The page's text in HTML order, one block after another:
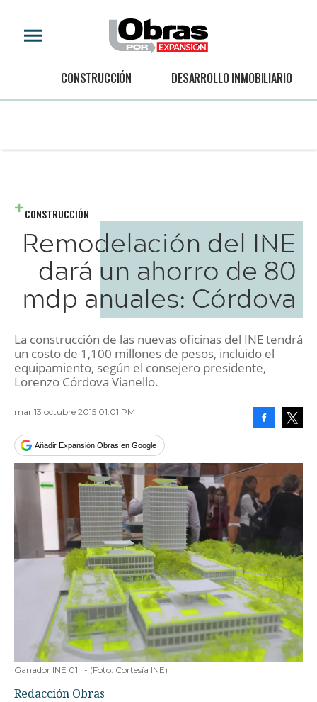
CONSTRUCCIÓN DESARROLLO INMOBILIARIO
CONSTRUCCIÓN
Remodelación del INE
dará un ahorro de 80
mdp anuales: Córdova
La construcción de las nuevas oficinas del INE tendrá
un costo de 1,100 millones de pesos, incluido el
equipamiento, según el consejero presidente,
Lorenzo Córdova Vianello.
mar 13 octubre 2015 01:01 PM
Añadir Expansión Obras en Google
Ganador INE 01 - (Foto: Cortesía INE)
Redacción Obras